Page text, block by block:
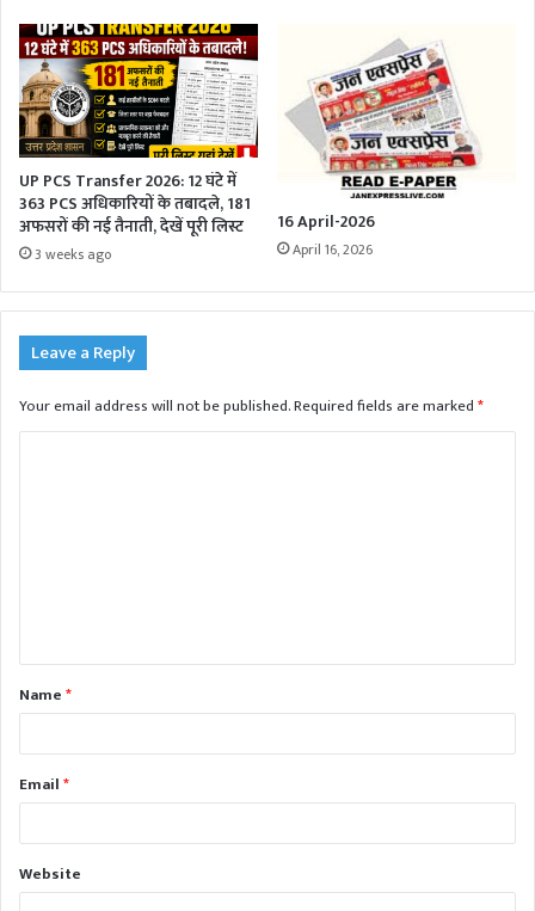
UP PCS Transfer 2026: 12 घंटे में
363 PCS अधिकारियों के तबादले, 181
अफसरों की नई तैनाती, देखें पूरी लिस्ट
3 weeks ago
16 April-2026
April 16, 2026
Leave a Reply
Your email address will not be published.Required fields are marked*
t
*Name*
Email*
Website